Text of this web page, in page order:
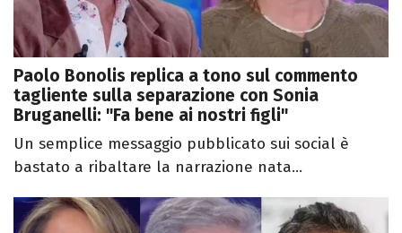
Paolo Bonolis replica a tono sul commento
tagliente sulla separazione con Sonia
Bruganelli: "Fa bene ai nostri figli"
Un semplice messaggio pubblicato sui social è
bastato a ribaltare la narrazione nata...